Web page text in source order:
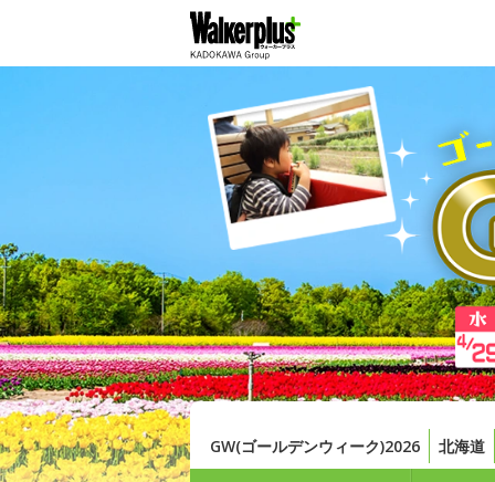
GW(ゴールデンウィーク)2026 北海道